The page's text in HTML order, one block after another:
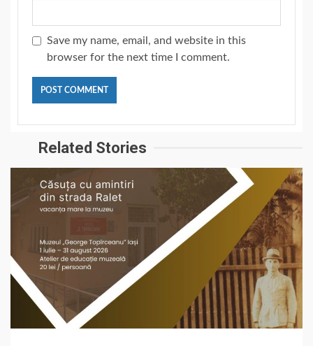
Save my name, email, and website in this
browser for the next time I comment.
Related Stories